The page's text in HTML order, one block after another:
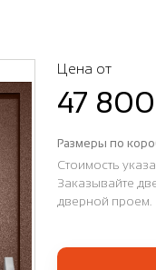
Цена от
47 800
Размеры по
Стоимость
Заказывайте
дверной проем.